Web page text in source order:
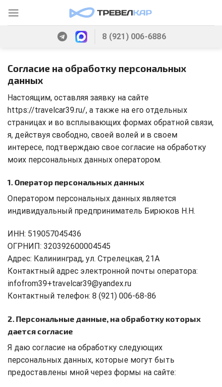
8 (921) 006-6886
Согласие на обработку персональных
данных
Настоящим, оставляя заявку на сайте
https://travelcar39.ru/, а также на его отдельных
страницах и во всплывающих формах обратной связи,
я, действуя свободно, своей волей и в своем
интересе, подтверждаю свое согласие на обработку
моих персональных данных оператором.
1. Оператор персональных данных
Оператором персональных данных является
индивидуальный предприниматель Бирюков Н.Н.
ИНН: 519057045436
ОГРНИП: 320392600004545
Адрес: Калининград, ул. Стрелецкая, 21А
Контактный адрес электронной почты оператора:
infofrom39+travelcar39@yandex.ru
Контактный телефон: 8 (921) 006-68-86
2. Персональные данные, на обработку которых
дается согласие
Я даю согласие на обработку следующих
персональных данных, которые могут быть
предоставлены мной через формы на сайте: